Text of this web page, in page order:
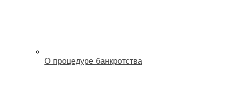
О процедуре банкротства